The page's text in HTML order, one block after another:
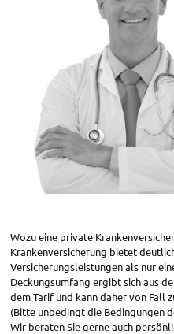
Wozu eine private
Krankenversicherung bietet
Versicherungsleistungen als nur
Deckungsumfang ergibt sich aus
dem Tarif und kann daher von Fall
(Bitte unbedingt die Bedingungen
Wir beraten Sie gerne auch